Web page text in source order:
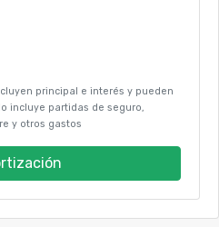
principal e interés y pueden
incluye partidas de seguro,
y otros gastos